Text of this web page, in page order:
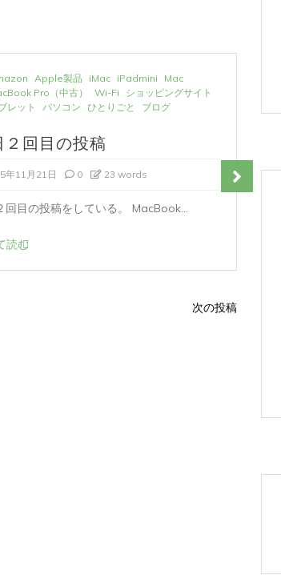
Apple製品 iMac iPadmini
Mac
Pro（中古）
Wi-Fi
ショッピングサイト
レット
パソコン ひとりごと ブログ
２回目の投稿
年11月21日 0 23 words
回目の投稿をしている。 MacBook...
読む
次の投稿